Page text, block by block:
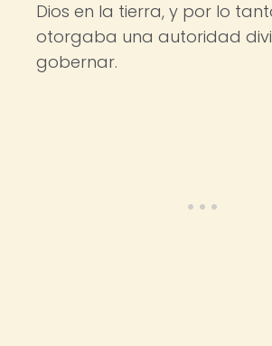
Dios en la tierra, y por lo
otorgaba una autoridad
gobernar.